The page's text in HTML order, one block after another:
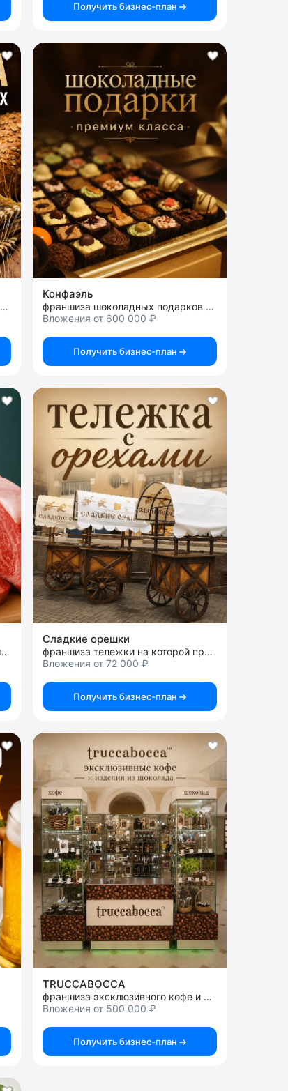
Получить бизнес-план
франшиза быстрозамороженных полуфабрикатов
Конфаэль
франшиза шоколадных подарков премиум класса
Вложения от 600 000 ₽
Получить бизнес-план
франшиза продажи мяса и мясных изделий
Сладкие орешки
франшиза тележки на которой продаются орехи
Вложения от 72 000 ₽
Получить бизнес-план
TRUCCABOCCA
франшиза эксклюзивного кофе и изделия из шоколада
Вложения от 500 000 ₽
Получить бизнес-план